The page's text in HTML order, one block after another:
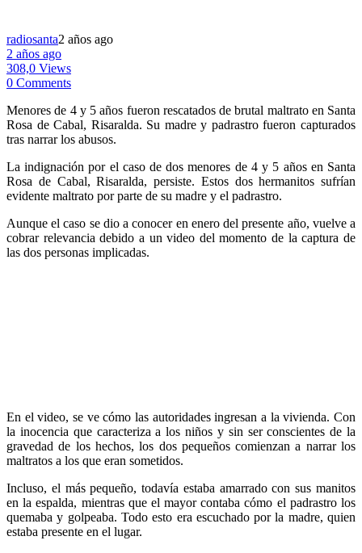
radiosanta2 años ago
2 años ago
308,0 Views
0 Comments
Menores de 4 y 5 años fueron rescatados de brutal maltrato en Santa
Rosa de Cabal, Risaralda. Su madre y padrastro fueron capturados
tras narrar los abusos.
La indignación por el caso de dos menores de 4 y 5 años en Santa
Rosa de Cabal, Risaralda, persiste. Estos dos hermanitos sufrían
evidente maltrato por parte de su madre y el padrastro.
Aunque el caso se dio a conocer en enero del presente año, vuelve a
cobrar relevancia debido a un video del momento de la captura de
las dos personas implicadas.
En el video, se ve cómo las autoridades ingresan a la vivienda. Con
la inocencia que caracteriza a los niños y sin ser conscientes de la
gravedad de los hechos, los dos pequeños comienzan a narrar los
maltratos a los que eran sometidos.
Incluso, el más pequeño, todavía estaba amarrado con sus manitos
en la espalda, mientras que el mayor contaba cómo el padrastro los
quemaba y golpeaba. Todo esto era escuchado por la madre, quien
estaba presente en el lugar.